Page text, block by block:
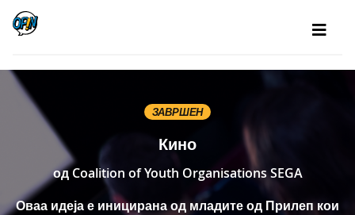
ЗАВРШЕН
Кино
одCoalition of Youth Organisations SEGA
Оваа идеја е иницирана од младите од Прилеп кои